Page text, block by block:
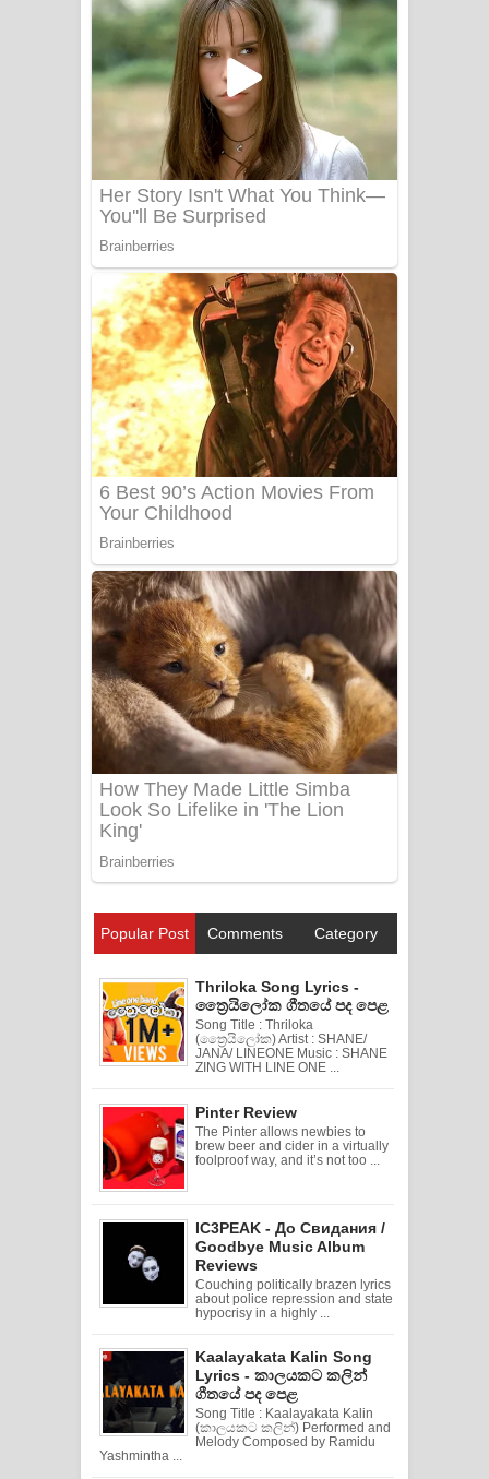
Popular Post Comments Category
Thriloka Song Lyrics -
ත්‍රෛයිලෝක ගීතයේ පද පෙළ
Song Title : Thriloka
(ත්‍රෛයිලෝක) Artist : SHANE/
JANA/ LINEONE Music : SHANE
ZING WITH LINE ONE ...
Pinter Review
The Pinter allows newbies to
brew beer and cider in a virtually
foolproof way, and it’s not too ...
IC3PEAK - До Свидания /
Goodbye Music Album
Reviews
Couching politically brazen lyrics
about police repression and state
hypocrisy in a highly ...
Kaalayakata Kalin Song
Lyrics - කාලයකට කලින්
ගීතයේ පද පෙළ
Song Title : Kaalayakata Kalin
(කාලයකට කලින්) Performed and
Melody Composed by Ramidu
Yashmintha ...